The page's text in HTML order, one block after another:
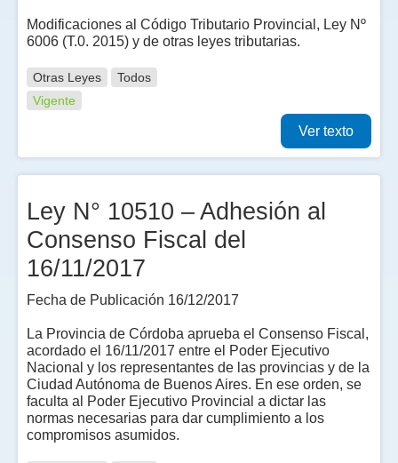
Modificaciones al Código Tributario Provincial, Ley Nº
6006 (T.0. 2015) y de otras leyes tributarias.
Otras Leyes
Todos
Vigente
Ver texto
Ley N° 10510 – Adhesión al
Consenso Fiscal del
16/11/2017
Fecha de Publicación 16/12/2017
La Provincia de Córdoba aprueba el Consenso Fiscal,
acordado el 16/11/2017 entre el Poder Ejecutivo
Nacional y los representantes de las provincias y de la
Ciudad Autónoma de Buenos Aires. En ese orden, se
faculta al Poder Ejecutivo Provincial a dictar las
normas necesarias para dar cumplimiento a los
compromisos asumidos.